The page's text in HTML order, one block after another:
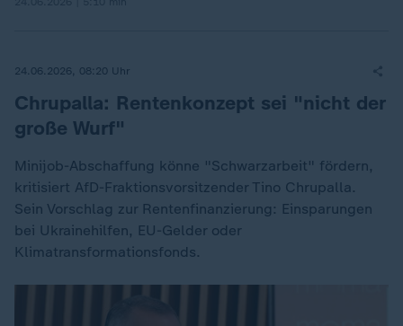
24.06.2026, 08:20 Uhr
Chrupalla: Rentenkonzept sei "nicht der
große Wurf"
Minijob-Abschaffung könne "Schwarzarbeit" fördern,
kritisiert AfD-Fraktionsvorsitzender Tino Chrupalla.
Sein Vorschlag zur Rentenfinanzierung: Einsparungen
bei Ukrainehilfen, EU-Gelder oder
Klimatransformationsfonds.